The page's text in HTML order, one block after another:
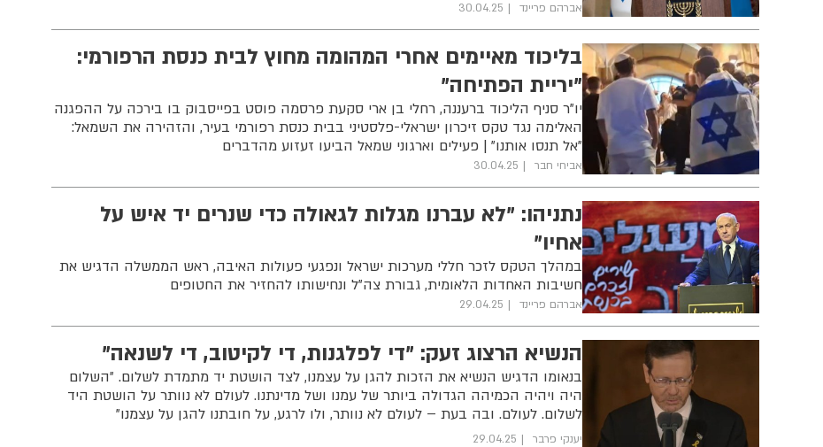
אברהם פריינד 30.04.25
בליכוד מאיימים אחרי המהומה מחוץ לבית כנסת הרפורמי:
"יריית הפתיחה"
יו"ר סניף הליכוד ברעננה, רחלי בן ארי סקעת פרסמה פוסט בפייסבוק בו בירכה על ההפגנה
האלימה נגד טקס זיכרון ישראלי-פלסטיני בבית כנסת רפורמי בעיר, והזהירה את השמאל:
"אל תנסו אותנו" | פעילים וארגוני שמאל הביעו זעזוע מהדברים
אביחי חבר 30.04.25
נתניהו: "לא עברנו מגלות לגאולה כדי שנרים יד איש על
אחיו"
במהלך הטקס לזכר חללי מערכות ישראל ונפגעי פעולות האיבה, ראש הממשלה הדגיש את
חשיבות האחדות הלאומית, גבורת צה”ל ונחישותו להחזיר את החטופים
אברהם פריינד 29.04.25
הנשיא הרצוג זעק: "די לפלגנות, די לקיטוב, די לשנאה"
בנאומו הדגיש הנשיא את הזכות להגן על עצמנו, לצד הושטת יד מתמדת לשלום. ״השלום
היה ויהיה הכמיהה הגדולה ביותר של עמנו ושל מדינתנו. לעולם לא נוותר על הושטת היד
לשלום. לעולם. ובה בעת – לעולם לא נוותר, ולו לרגע, על חובתנו להגן על עצמנו"
יענקי פרבר 29.04.25